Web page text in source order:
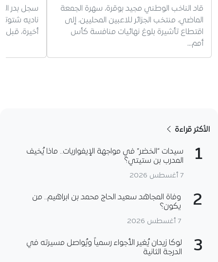
قاد الناخب الوطني مجيد بوقرة، سهرة الجمعة
الماضي، منتخب الجزائر للاعبين المحليين، إلى
اقتطاع تأشيرة بلوغ نهائيات منافسة كأس
أمم…
سجل بدر
ناديه
أخيرة،
الأكثر قراءة
1
سيدات “الخضر” في مواجهة الإيفواريات.. ماذا يُخيف
المدرب بن ستيتي؟
7 أغسطس 2026
2
وفاة المجاهد سعيد الحاج محمد بن ابراهيم.. من
يكون؟
7 أغسطس 2026
3
لوكا زيدان يُغير الأجواء رسمياً ويُواصل مسيرته في
الدرجة الثانية